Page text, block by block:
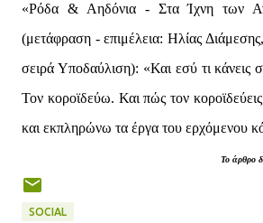
«Ρόδα & Αηδόνια - Στα Ίχνη των
(μετάφραση - επιμέλεια: Ηλίας
σειρά Υποδαύλιση): «Και εσύ τι κάνεις
Τον κοροϊδεύω. Και πώς τον
και εκπληρώνω τα έργα του ερχόμενου
Το άρθρο
SOCIAL